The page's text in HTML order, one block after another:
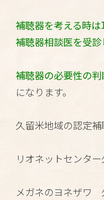
補聴器を考える時
補聴器相談医を受診
補聴器の必要性の
になります。
久留米地域の認定補
リオネットセンタ
メガネのヨネザワ